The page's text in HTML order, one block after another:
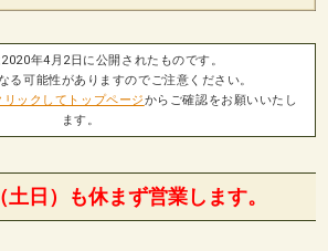
年4月2日に公開されたものです。
る可能性がありますのでご注意ください。
リックしてトップページからご確認をお願いいたし
ます。
日）も休まず営業します。